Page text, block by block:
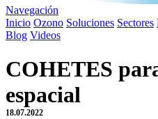
Navegación
Inicio Ozono Soluciones Sectores
Blog Videos
COHETES
espacial
18.07.2022